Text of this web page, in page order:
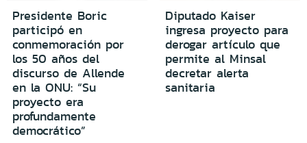
Presidente Boric
participó en
conmemoración por
los 50 años del
discurso de Allende
en la ONU: “Su
proyecto era
profundamente
democrático”
Diputado Kaiser
ingresa proyecto para
derogar artículo que
permite al Minsal
decretar alerta
sanitaria